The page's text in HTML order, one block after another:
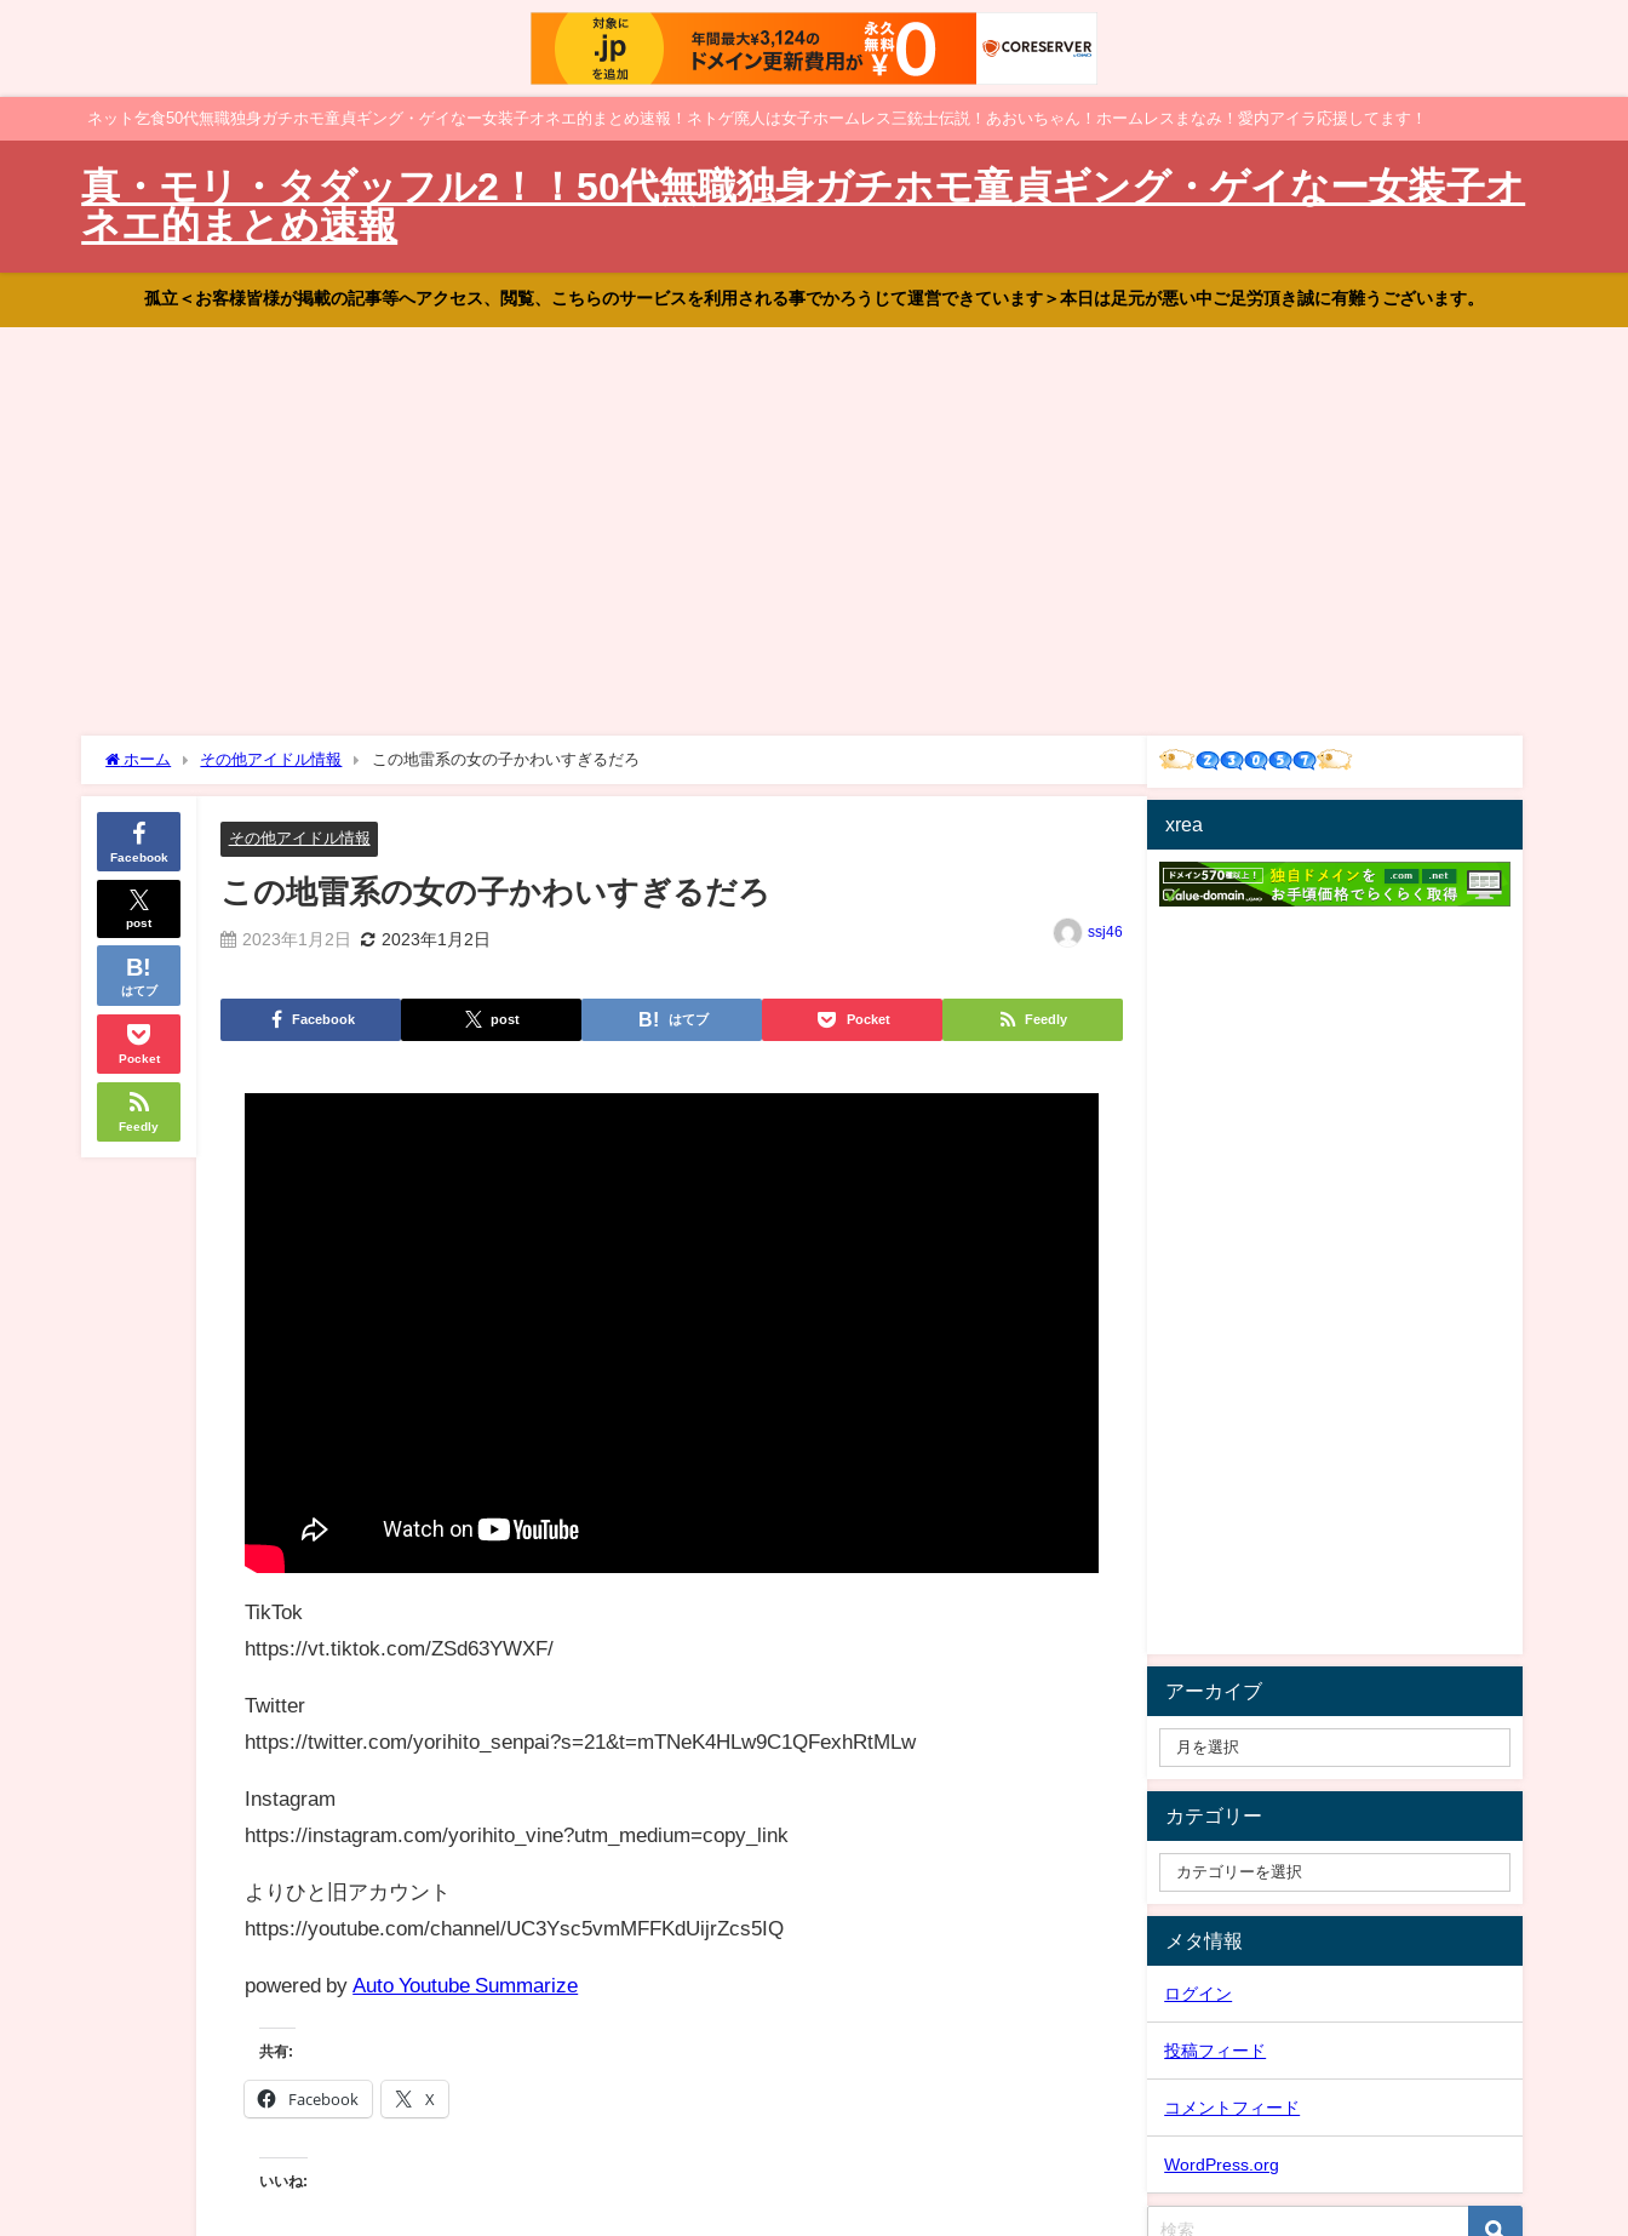
ネット乞食50代無職独身ガチホモ童貞ギング・ゲイなー女装子オネエ的まとめ速報！ネトゲ廃人は女子ホームレス三銃士伝説！あおいちゃん！ホームレスまなみ！愛内アイラ応援してます！
真・モリ・タダッフル2！！50代無職独身ガチホモ童貞ギング・ゲイなー女装子オ
ネエ的まとめ速報
孤立＜お客様皆様が掲載の記事等へアクセス、閲覧、こちらのサービスを利用される事でかろうじて運営できています＞本日は足元が悪い中ご足労頂き誠に有難うございます。
ホーム その他アイドル情報 この地雷系の女の子かわいすぎるだろ
Facebook
post
はてブ
Pocket
Feedly
その他アイドル情報
この地雷系の女の子かわいすぎるだろ
2023年1月2日 2023年1月2日 ssj46
Facebook post はてブ Pocket Feedly
TikTok
https://vt.tiktok.com/ZSd63YWXF/
Twitter
https://twitter.com/yorihito_senpai?s=21&t=mTNeK4HLw9C1QFexhRtMLw
Instagram
https://instagram.com/yorihito_vine?utm_medium=copy_link
よりひと旧アカウント
https://youtube.com/channel/UC3Ysc5vmMFFKdUijrZcs5IQ
powered by Auto Youtube Summarize
共有:
Facebook X
いいね:
xrea
アーカイブ
カテゴリー
メタ情報
ログイン
投稿フィード
コメントフィード
WordPress.org